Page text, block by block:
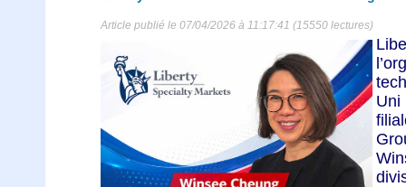
Article publié le 07/04/2026 à 11:17:41 (15550 lectures)